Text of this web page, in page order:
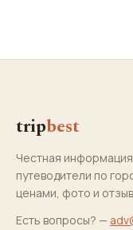
tripbest
Честная
путеводители по
ценами, фото и
Есть вопросы? —